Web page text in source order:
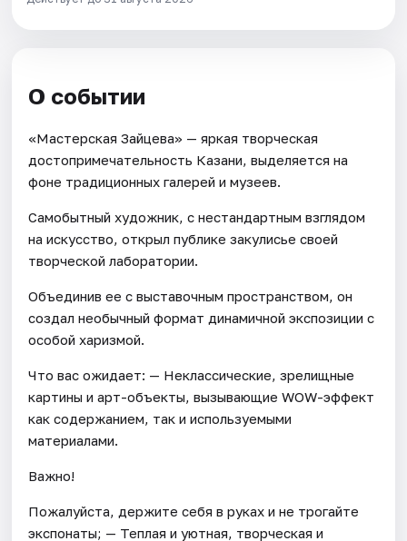
О событии
«Мастерская Зайцева» — яркая творческая
достопримечательность Казани, выделяется на
фоне традиционных галерей и музеев.
Самобытный художник, с нестандартным взглядом
на искусство, открыл публике закулисье своей
творческой лаборатории.
Объединив ее с выставочным пространством, он
создал необычный формат динамичной экспозиции с
особой харизмой.
Что вас ожидает: — Неклассические, зрелищные
картины и арт-объекты, вызывающие WOW-эффект
как содержанием, так и используемыми
материалами.
Важно!
Пожалуйста, держите себя в руках и не трогайте
экспонаты; — Теплая и уютная, творческая и